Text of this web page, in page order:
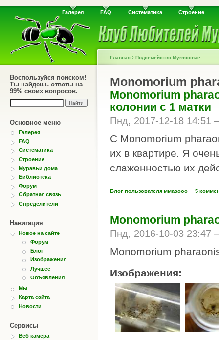
Галерея FAQ Систематика Строение
Воспользуйся поиском!
Ты найдешь ответы на
99% своих вопросов.
Основное меню
Галерея
FAQ
Систематика
Строение
Муравьи дома
Библиотека
Форум
Обратная связь
Определители
Навигация
Новое на сайте
Форум
Блог
Изображения
Лучшее
Объявления
Мы
Карта сайта
Новости
Сервисы
Веб камера
Главная › Подсемейство Myrmicinae
Monomorium
Monomorium
колонии с 1 матки
Пнд, 2017-12-18
С Monomorium
их в квартире. Я
слаженностью их
Блог пользователя ммааооо 5
Monomorium
Пнд, 2016-10-03
Monomorium
Изображения: